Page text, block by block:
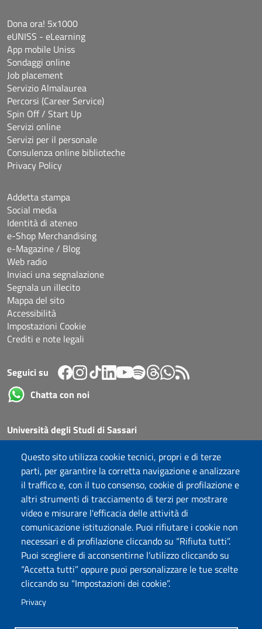
Questo sito utilizza cookie tecnici, propri e di terze
parti, per garantire la corretta navigazione e analizzare
il traffico e, con il tuo consenso, cookie di profilazione e
altri strumenti di tracciamento di terzi per mostrare
video e misurare l'efficacia delle attività di
comunicazione istituzionale. Puoi rifiutare i cookie non
necessari e di profilazione cliccando su “Rifiuta tutti”.
Puoi scegliere di acconsentirne l’utilizzo cliccando su
“Accetta tutti” oppure puoi personalizzare le tue scelte
cliccando su “Impostazioni dei cookie”.
Privacy
Università degli Studi di Sassari
Piazza Università 21, Sassari
Tel.: 800 882994 (Orientamento studenti)
RETTORE:rettore@uniss.it
PEC: protocollo@pec.uniss.it
URP:urp@uniss.it
WEB:redazioneweb@uniss.it
P.I. 00196350904 –pagoPA®
Dona ora! 5x1000
eUNISS - eLearning
App mobile Uniss
Sondaggi online
Job placement
Servizio Almalaurea
Percorsi (Career Service)
Spin Off / Start Up
Servizi online
Servizi per il personale
Consulenza online biblioteche
Privacy Policy
Addetta stampa
Social media
Identità di ateneo
e-Shop Merchandising
e-Magazine / Blog
Web radio
Inviaci una segnalazione
Segnala un illecito
Mappa del sito
Accessibilità
Impostazioni Cookie
Crediti e note legali
Seguici su
Chatta con noi